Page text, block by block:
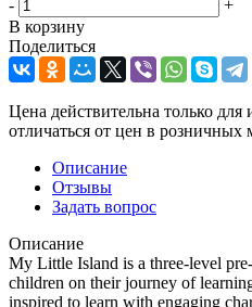
-
+
В корзину
Поделиться
Цена действительна только
отличаться от цен в розничных
Описание
Отзывы
Задать вопрос
Описание
My Little Island is a three-level
children on their journey of
inspired to learn with engaging